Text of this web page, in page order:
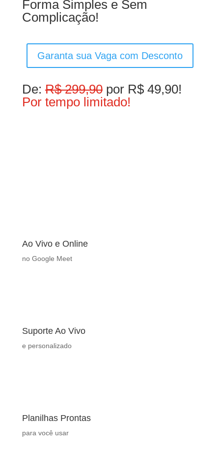
Forma Simples e Sem
Complicação!
Garanta sua Vaga com Desconto
De:R$ 299,90por R$ 49,90!
Por tempo limitado!
Ao Vivo e Online
no Google Meet
Suporte Ao Vivo
e personalizado
Planilhas Prontas
para você usar